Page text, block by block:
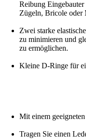
Reibung
Zügeln, Bricole oder
Zwei starke
zu minimieren und
zu ermöglichen.
Kleine D-Ringe für
Mit einem
Tragen Sie einen